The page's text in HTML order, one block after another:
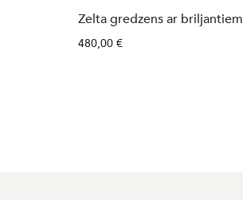
Zelta gredzens ar briljantiem
480,00 €